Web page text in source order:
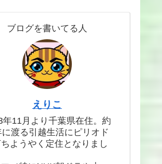
ブログを書いてる人
えりこ
年11月より千葉県在住。約
に渡る引越生活にピリオド
ようやく定住となりまし